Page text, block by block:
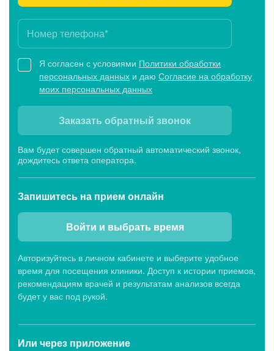
Я согласен с условиями Политики обработки
персональных данных и даю Согласие на обработку
моих персональных данных
Заказать обратный звонок
Вам будет совершен обратный автоматический звонок,
дождитесь ответа оператора.
Запишитесь на прием онлайн
Войти и выбрать время
Авторизуйтесь в личном кабинете и выберите удобное
время для посещения клиники. Доступ к истории приемов,
рекомендациям врачей и результатам анализов всегда
будет у вас под рукой.
Или через приложение